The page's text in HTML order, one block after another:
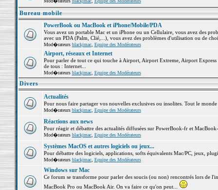
Bureau mobile
PowerBook ou MacBook et iPhone/Mobile/PDA
Vous avez un portable Mac et un iPhone ou un Cellulaire, vous avez des
avec un PDA (Palm, Clié,...), vous avez des problèmes d'utilisation ou de
Mod�rateurs blackjmac, Equipe des Modérateurs
Airport, réseaux et Internet
Pour parler de tout ce qui touche à Airport, Airport Extreme, Airport
de tous : Internet...
Mod�rateurs blackjmac, Equipe des Modérateurs
Divers
Actualités
Pour nous faire partager vos nouvelles exclusives ou insolites. Tout le
Mod�rateurs blackjmac, Equipe des Modérateurs
Réactions aux news
Pour réagir et débattre des actualités diffusées sur PowerBook-fr et
Mod�rateurs blackjmac, Equipe des Modérateurs
Systèmes MacOS et autres logiciels ou jeux...
Pour débattre des logiciels, applications, softs équivalents Mac/PC, jeux,
Mod�rateurs blackjmac, Equipe des Modérateurs
Windows sur Mac
Ce forum se transforme pour parler des soucis (ou non) rencontrés lors de
MacBook Pro ou MacBook Air. On va faire ce qu'on peut...